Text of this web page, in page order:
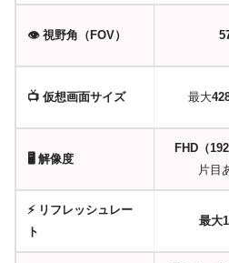
👁️ 視野角（FOV）
📺 仮想画面サイズ 最大
🖥️ 解像度
FHD（
片目
⚡ リフレッシュレー
ト
最大